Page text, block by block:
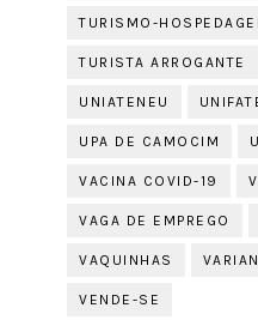
TURISMO-
TURISTA ARROGANTE
UNIATENEU
UPA DE CAMOCIM
VACINA COVID-19
VAGA DE EMPREGO
VAQUINHAS
VENDE-SE